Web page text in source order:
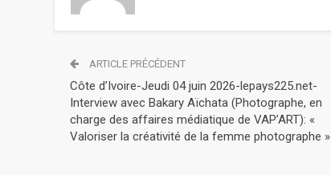
ARTICLE PRÉCÉDENT
Côte d’Ivoire-Jeudi 04 juin 2026-lepays225.net-
Interview avec Bakary Aïchata (Photographe, en
charge des affaires médiatique de VAP’ART): «
Valoriser la créativité de la femme photographe »